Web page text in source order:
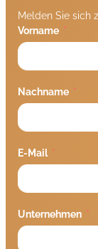
Melden Sie sich
Vorname
Nachname
E-Mail
Unternehmen